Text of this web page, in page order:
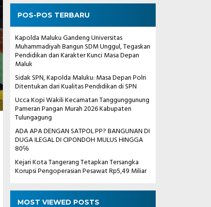
POS-POS TERBARU
Kapolda Maluku Gandeng Universitas
Muhammadiyah Bangun SDM Unggul, Tegaskan
Pendidikan dan Karakter Kunci Masa Depan
Maluk
Sidak SPN, Kapolda Maluku: Masa Depan Polri
Ditentukan dari Kualitas Pendidikan di SPN
Ucca Kopi Wakili Kecamatan Tanggunggunung
Pameran Pangan Murah 2026 Kabupaten
Tulungagung
ADA APA DENGAN SATPOL PP? BANGUNAN DI
DUGA ILEGAL DI CIPONDOH MULUS HINGGA
80℅
Kejari Kota Tangerang Tetapkan Tersangka
Korupsi Pengoperasian Pesawat Rp5,49 Miliar
MOST VIEWED POSTS